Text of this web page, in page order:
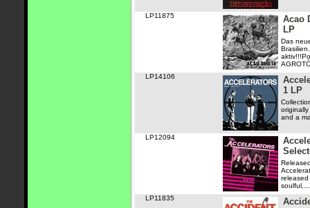
LP11875
Acao
LP
Das
LP14106
1 LP
and a
LP12094
soulful,...
LP11835